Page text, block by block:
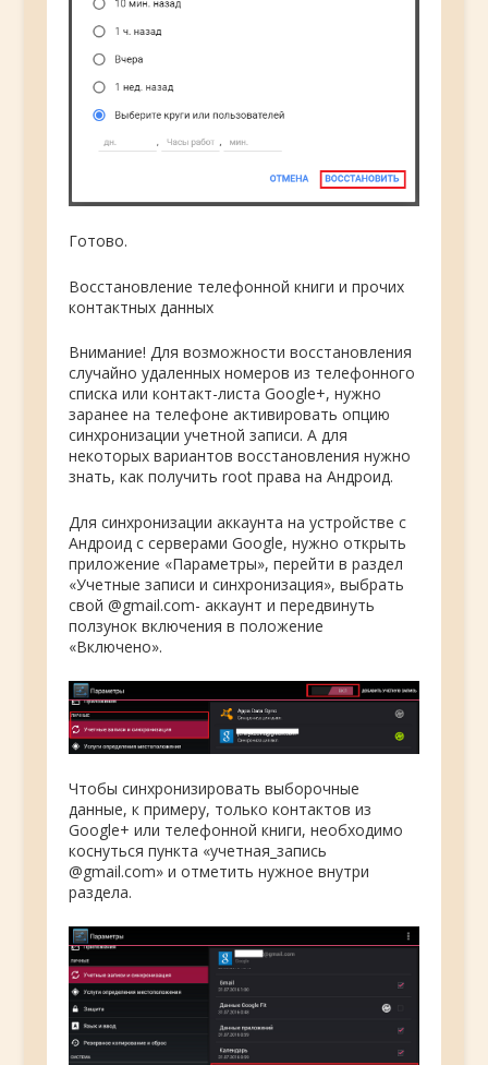
Готово.
Восстановление телефонной книги и прочих
контактных данных
Внимание! Для возможности восстановления
случайно удаленных номеров из телефонного
списка или контакт-листа Google+, нужно
заранее на телефоне активировать опцию
синхронизации учетной записи. А для
некоторых вариантов восстановления нужно
знать, как получить root права на Андроид.
Для синхронизации аккаунта на устройстве с
Андроид с серверами Google, нужно открыть
приложение «Параметры», перейти в раздел
«Учетные записи и синхронизация», выбрать
свой @gmail.com- аккаунт и передвинуть
ползунок включения в положение
«Включено».
Чтобы синхронизировать выборочные
данные, к примеру, только контактов из
Google+ или телефонной книги, необходимо
коснуться пункта «учетная_запись
@gmail.com» и отметить нужное внутри
раздела.